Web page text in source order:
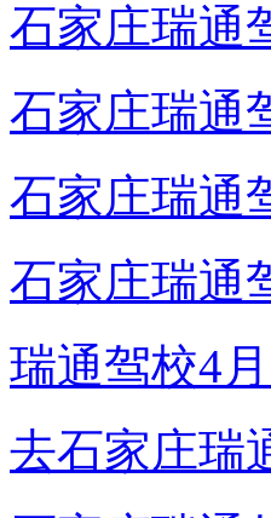
石家庄瑞通
石家庄瑞通
石家庄瑞通
石家庄瑞通
瑞通驾校4
去石家庄瑞